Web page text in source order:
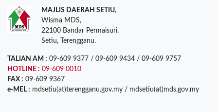
MAJLIS DAERAH SETIU,
Wisma MDS,
22100 Bandar Permaisuri,
Setiu, Terengganu.
TALIAN AM : 09-609 9377 / 09-609 9434 / 09-609 9757
HOTLINE : 09-609 0010
FAX : 09-609 9367
e-MEL : mdsetiu(at)terengganu.gov.my / mdsetiu(at)mds.gov.my